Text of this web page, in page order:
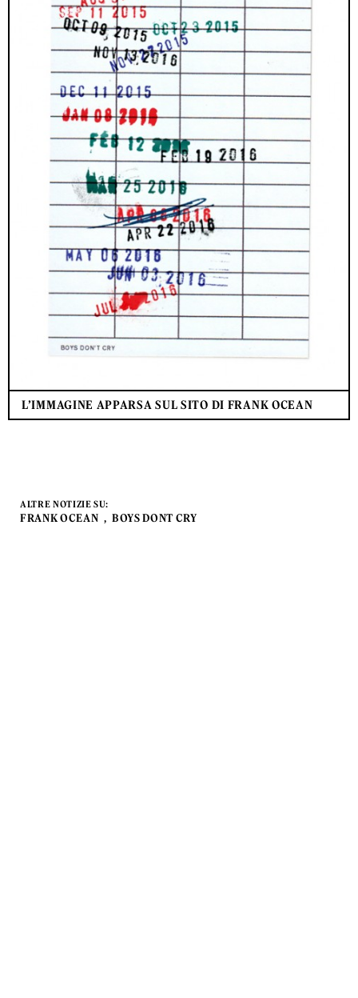
L’IMMAGINE APPARSA SUL SITO DI FRANK OCEAN
ALTRE NOTIZIE SU:
FRANK OCEAN BOYS DONT CRY